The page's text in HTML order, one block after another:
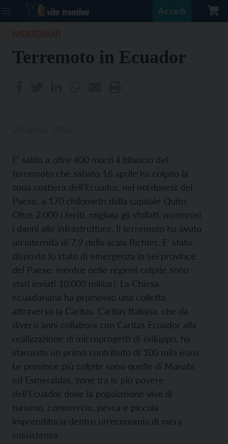
Accedi
Terremoto in Ecuador
E’ salito a oltre 400 morti il bilancio del
terremoto che sabato 16 aprile ha colpito la
zona costiera dell’Ecuador, nel nordovest del
Paese, a 170 chilometri dalla capitale Quito.
Oltre 2.000 i feriti, migliaia gli sfollati, numerosi
i danni alle infrastrutture. Il terremoto ha avuto
un’intensità di 7,9 della scala Richter. E’ stato
disposto lo stato di emergenza in sei province
del Paese, mentre nelle regioni colpite sono
stati inviati 10.000 militari. La Chiesa
ecuadoriana ha promosso una colletta
attraverso la Caritas. Caritas Italiana, che da
diversi anni collabora con Caritas Ecuador alla
realizzazione di microprogetti di sviluppo, ha
stanziato un primo contributo di 100 mila euro.
Le province più colpite sono quelle di Manabí
ed Esmeraldas, zone tra le più povere
dell’Ecuador dove la popolazione vive di
turismo, commercio, pesca e piccola
imprenditoria dentro un’economia di mera
sussistenza.